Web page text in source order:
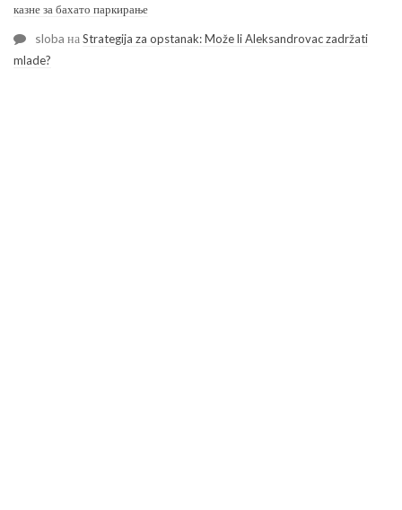
казне за бахато паркирање
sloba наStrategija za opstanak: Može li Aleksandrovac zadržati
mlade?